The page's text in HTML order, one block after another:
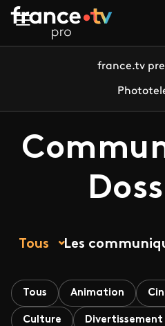
Aller au contenu principal
france.tv
Tous Les
Tous Animation
Culture